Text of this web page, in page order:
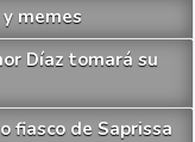
memes
Díaz tomará su
fiasco de Saprissa